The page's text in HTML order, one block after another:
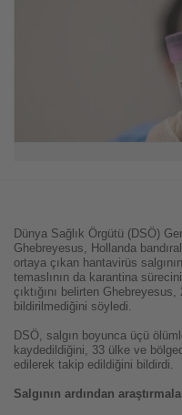
Dünya Sağlık Örgütü (DSÖ)
Ghebreyesus, Hollanda
ortaya çıkan hantavirüs
temaslının da karantina
çıktığını belirten
bildirilmediğini söyledi.
DSÖ, salgın boyunca üçü
kaydedildiğini, 33 ülke ve
edilerek takip edildiğini bildirdi.
Salgının ardından